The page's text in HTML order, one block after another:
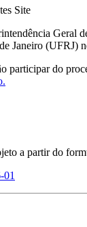
Geral
Janeiro (UFRJ)
participar do
a partir do
01